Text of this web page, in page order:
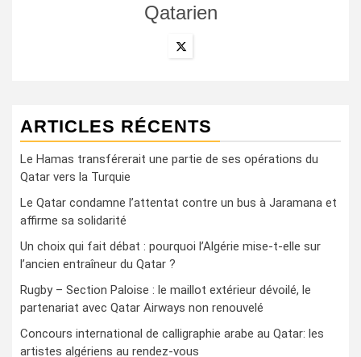
Qatarien
ARTICLES RÉCENTS
Le Hamas transférerait une partie de ses opérations du
Qatar vers la Turquie
Le Qatar condamne l’attentat contre un bus à Jaramana et
affirme sa solidarité
Un choix qui fait débat : pourquoi l’Algérie mise-t-elle sur
l’ancien entraîneur du Qatar ?
Rugby – Section Paloise : le maillot extérieur dévoilé, le
partenariat avec Qatar Airways non renouvelé
Concours international de calligraphie arabe au Qatar: les
artistes algériens au rendez-vous